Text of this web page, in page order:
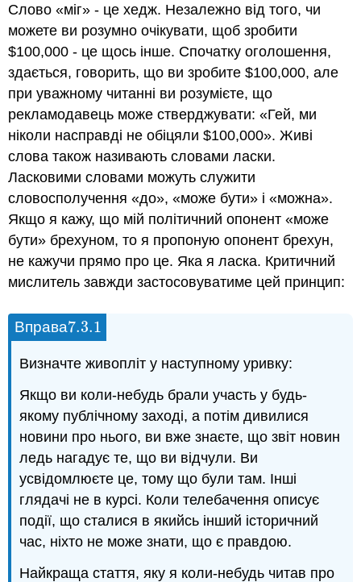
Слово «міг» - це хедж. Незалежно від того, чи
можете ви розумно очікувати, щоб зробити
$100,000 - це щось інше. Спочатку оголошення,
здається, говорить, що ви зробите $100,000, але
при уважному читанні ви розумієте, що
рекламодавець може стверджувати: «Гей, ми
ніколи насправді не обіцяли $100,000». Живі
слова також називають словами ласки.
Ласковими словами можуть служити
словосполучення «до», «може бути» і «можна».
Якщо я кажу, що мій політичний опонент «може
бути» брехуном, то я пропоную опонент брехун,
не кажучи прямо про це. Яка я ласка. Критичний
мислитель завжди застосовуватиме цей принцип:
Вправа7.3.1
7.3.1
Визначте живопліт у наступному уривку:
Якщо ви коли-небудь брали участь у будь-
якому публічному заході, а потім дивилися
новини про нього, ви вже знаєте, що звіт новин
ледь нагадує те, що ви відчули. Ви
усвідомлюєте це, тому що були там. Інші
глядачі не в курсі. Коли телебачення описує
події, що сталися в якийсь інший історичний
час, ніхто не може знати, що є правдою.
Найкраща стаття, яку я коли-небудь читав про